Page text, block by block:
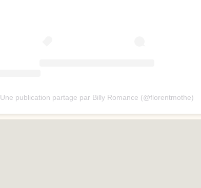
Une publication partage par Billy Romance (@florentmothe)